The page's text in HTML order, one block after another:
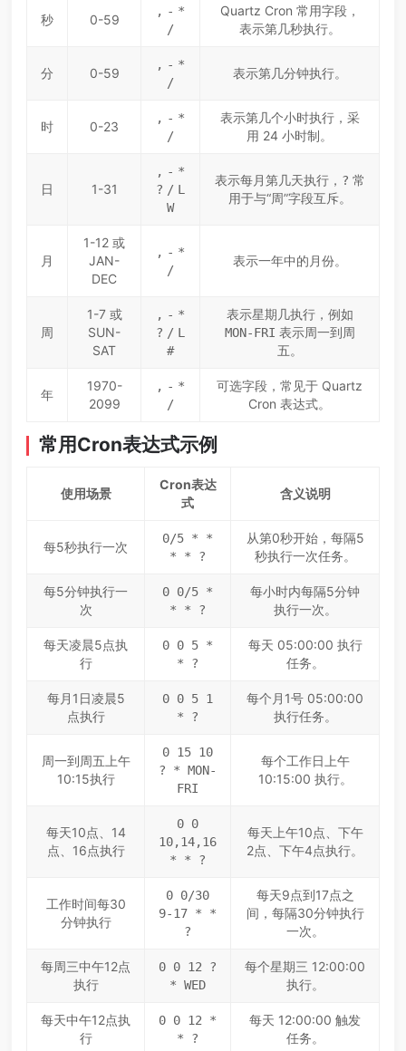
秒 0-59
, - *
/
Quartz Cron 常用字段，
表示第几秒执行。
分 0-59
, - *
/
表示第几分钟执行。
时 0-23
, - *
/
表示第几个小时执行，采
用 24 小时制。
日 1-31
, - *
? / L
W
表示每月第几天执行， ? 常
用于与“周”字段互斥。
月
1-12 或
JAN-
DEC
, - *
/
表示一年中的月份。
周
1-7 或
SUN-
SAT
, - *
? / L
#
表示星期几执行，例如
MON-FRI 表示周一到周
五。
年
1970-
2099
, - *
/
可选字段，常见于 Quartz
Cron 表达式。
常用Cron表达式示例
使用场景
Cron表达
式
含义说明
每5秒执行一次
0/5 * *
* * ?
从第0秒开始，每隔5
秒执行一次任务。
每5分钟执行一
次
0 0/5 *
* * ?
每小时内每隔5分钟
执行一次。
每天凌晨5点执
行
0 0 5 *
* ?
每天 05:00:00 执行
任务。
每月1日凌晨5
点执行
0 0 5 1
* ?
每个月1号 05:00:00
执行任务。
周一到周五上午
10:15执行
0 15 10
? * MON-
FRI
每个工作日上午
10:15:00 执行。
每天10点、14
点、16点执行
0 0
10,14,16
* * ?
每天上午10点、下午
2点、下午4点执行。
工作时间每30
分钟执行
0 0/30
9-17 * *
?
每天9点到17点之
间，每隔30分钟执行
一次。
每周三中午12点
执行
0 0 12 ?
* WED
每个星期三 12:00:00
执行。
每天中午12点执
行
0 0 12 *
* ?
每天 12:00:00 触发
任务。